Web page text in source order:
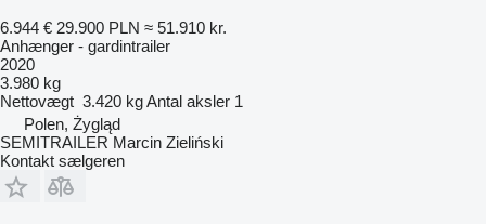
6.944 € 29.900 PLN ≈ 51.910 kr.
Anhænger - gardintrailer
2020
3.980 kg
Nettovægt 3.420 kgAntal aksler 1
Polen, Żygląd
SEMITRAILER Marcin Zieliński
Kontakt sælgeren